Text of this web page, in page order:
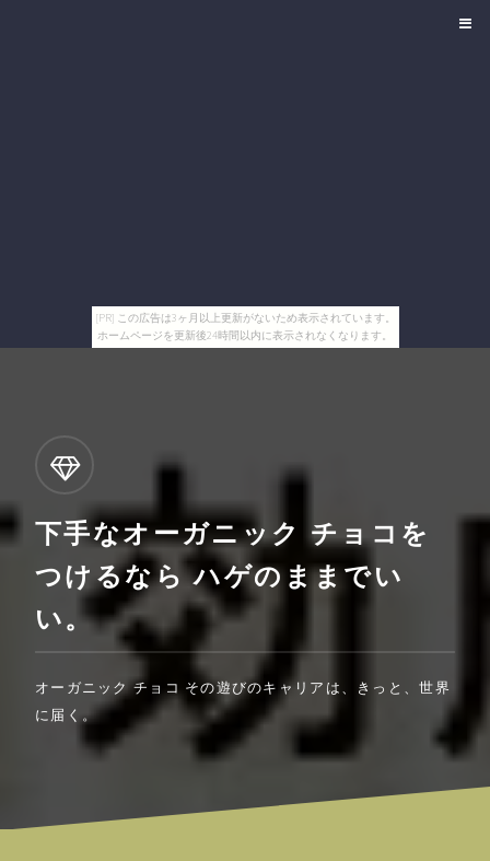
[PR] この広告は3ヶ月以上更新がないため表示されています。
ホームページを更新後24時間以内に表示されなくなります。
下手なオーガニック チョコを
つけるなら ハゲのままでい
い。
オーガニック チョコ その遊びのキャリアは、きっと、世界
に届く。